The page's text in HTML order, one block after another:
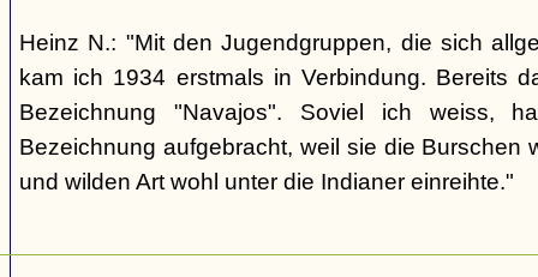
Heinz N.: "Mit den Jugendgruppen, die sich
kam ich 1934 erstmals in Verbindung. Bereits
Bezeichnung "Navajos". Soviel ich weiss,
Bezeichnung aufgebracht, weil sie die Burschen
und wilden Art wohl unter die Indianer einreihte."